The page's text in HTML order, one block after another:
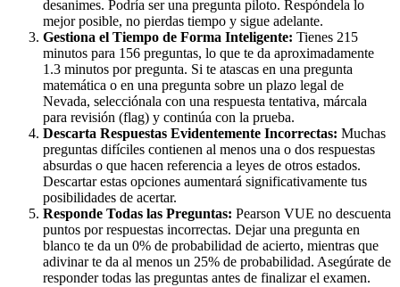
desanimes. Podría ser una pregunta piloto. Respóndela lo
mejor posible, no pierdas tiempo y sigue adelante.
Gestiona el Tiempo de Forma Inteligente: Tienes 215
minutos para 156 preguntas, lo que te da aproximadamente
1.3 minutos por pregunta. Si te atascas en una pregunta
matemática o en una pregunta sobre un plazo legal de
Nevada, selecciónala con una respuesta tentativa, márcala
para revisión (flag) y continúa con la prueba.
Descarta Respuestas Evidentemente Incorrectas: Muchas
preguntas difíciles contienen al menos una o dos respuestas
absurdas o que hacen referencia a leyes de otros estados.
Descartar estas opciones aumentará significativamente tus
posibilidades de acertar.
Responde Todas las Preguntas: Pearson VUE no descuenta
puntos por respuestas incorrectas. Dejar una pregunta en
blanco te da un 0% de probabilidad de acierto, mientras que
adivinar te da al menos un 25% de probabilidad. Asegúrate de
responder todas las preguntas antes de finalizar el examen.